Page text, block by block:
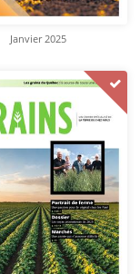
Janvier 2025